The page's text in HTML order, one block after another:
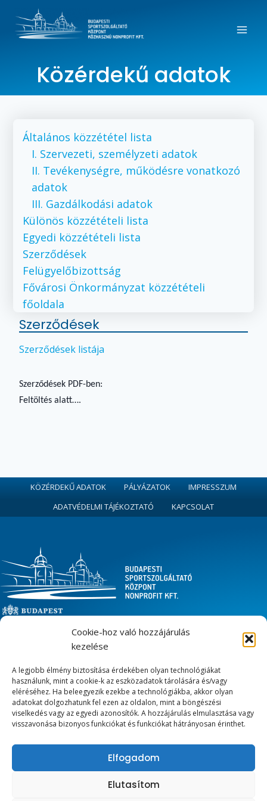
Cookie-hoz való hozzájárulás
kezelése
A legjobb élmény biztosítása érdekében olyan technológiákat
használunk, mint a cookie-k az eszközadatok tárolására és/vagy
eléréséhez. Ha beleegyezik ezekbe a technológiákba, akkor olyan
adatokat dolgozhatunk fel ezen az oldalon, mint a böngészési
viselkedés vagy az egyedi azonosítók. A hozzájárulás elmulasztása vagy
visszavonása bizonyos funkciókat és funkciókat hátrányosan érinthet.
Elfogadom
Elutasítom
Közérdekű adatok
Általános közzététel lista
I. Szervezeti, személyzeti adatok
II. Tevékenységre, működésre vonatkozó
adatok
III. Gazdálkodási adatok
Különös közzétételi lista
Egyedi közzétételi lista
Szerződések
Felügyelőbizottság
Fővárosi Önkormányzat közzétételi
főoldala
Szerződések
Szerződések listája
Szerződések PDF-ben:
Feltöltés alatt….
KÖZÉRDEKŰ ADATOK PÁLYÁZATOK
IMPRESSZUM
ADATVÉDELMI TÁJÉKOZTATÓ
KAPCSOLAT
LÉTESÍTMÉNYEINK
Városligeti Műjégpálya
Margitszigeti Atlétikai Centrum
Zugligeti úti Sport- és Szabadidőközpont
Ifjúsági szállók
1146 Budapest, Olof Palme sétány 5.